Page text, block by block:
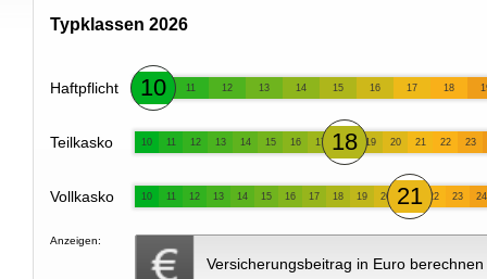
Typklassen 2026
Haftpflicht 10 11 12 13 14 15 16 17 18
Teilkasko 10 11 12 13 14 15 16 17 18 19 20 21 22 23
Vollkasko 10 11 12 13 14 15 16 17 18 19 20 21 22 23 24
Anzeigen:
Versicherungsbeitrag in Euro berechnen